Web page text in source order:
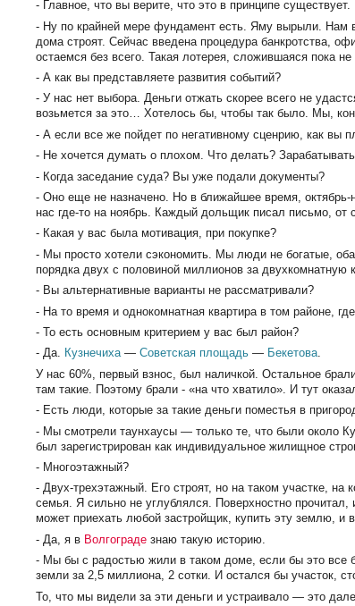
- Главное, что вы верите, что это в принципе существует.
- Ну по крайней мере фундамент есть. Яму вырыли. Нам
дома строят. Сейчас введена процедура банкротства,
остаемся без всего. Такая лотерея, сложившаяся пока не
- А как вы представляете развития событий?
- У нас нет выбора. Деньги отжать скорее всего не
возьмется за это… Хотелось бы, чтобы так было. Мы,
- А если все же пойдет по негативному сценрию, как вы
- Не хочется думать о плохом. Что делать?
- Когда заседание суда? Вы уже подали документы?
- Оно еще не назначено. Но в ближайшее время, октябрь-
нас где-то на ноябрь. Каждый дольщик писал письмо, от
- Какая у вас была мотивация, при покупке?
- Мы просто хотели сэкономить. Мы люди не богатые,
порядка двух с половиной миллионов за двухкомнатную
- Вы альтернативные варианты не рассматривали?
- На то время и однокомнатная квартира в том районе,
- То есть основным критерием у вас был район?
- Да. Кузнечиха—Советская площадь — Бекетова.
У нас 60%, первый взнос, был наличкой. Остальное
там такие. Поэтому брали - «на что хватило». И тут
- Есть люди, которые за такие деньги поместья в
- Мы смотрели таунхаусы — только те, что были около
был зарегистрирован как индивидуальное жилищное
- Многоэтажный?
- Двух-трехэтажный. Его строят, но на таком участке,
семья. Я сильно не углублялся. Поверхностно
может приехать любой застройщик, купить эту землю, и
- Да, я в Волгограде знаю такую историю.
- Мы бы с радостью жили в таком доме, если бы это все
земли за 2,5 миллиона, 2 сотки. И остался бы участок,
То, что мы видели за эти деньги и устраивало — это